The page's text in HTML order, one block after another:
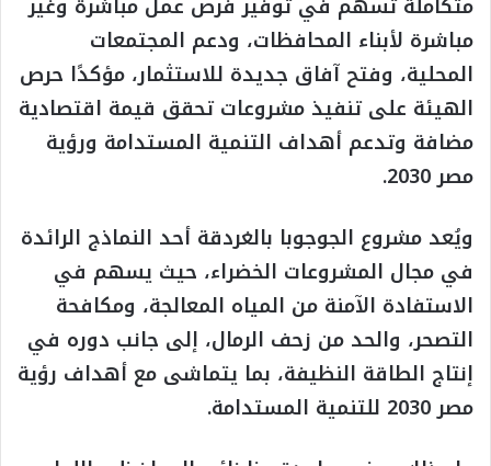
مباشرة لأبناء المحافظات، ودعم المجتمعات
المحلية، وفتح آفاق جديدة للاستثمار، مؤكدًا حرص
الهيئة على تنفيذ مشروعات تحقق قيمة اقتصادية
مضافة وتدعم أهداف التنمية المستدامة ورؤية
مصر 2030.
ويُعد مشروع الجوجوبا بالغردقة أحد النماذج الرائدة
في مجال المشروعات الخضراء، حيث يسهم في
الاستفادة الآمنة من المياه المعالجة، ومكافحة
التصحر، والحد من زحف الرمال، إلى جانب دوره في
إنتاج الطاقة النظيفة، بما يتماشى مع أهداف رؤية
مصر 2030 للتنمية المستدامة.